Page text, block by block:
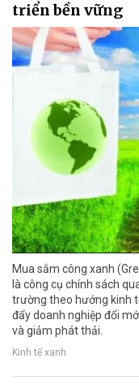
triển bền vững
Mua sắm công xanh
là công cụ chính sách
trường theo hướng kinh
đẩy doanh nghiệp đổi
và giảm phát thải.
Kinh tế xanh